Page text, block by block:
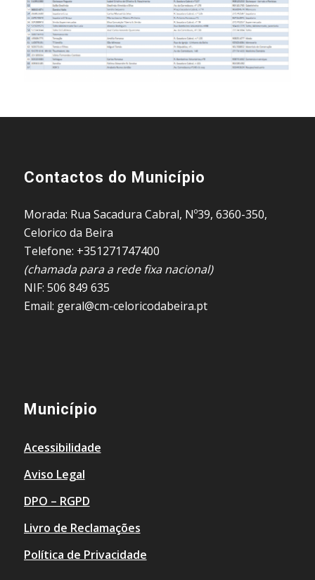
Contactos do Município
Morada: Rua Sacadura Cabral, Nº39, 6360-350,
Celorico da Beira
Telefone: +351271747400
(chamada para a rede fixa nacional)
NIF: 506 849 635
Email: geral@cm-celoricodabeira.pt
Município
Acessibilidade
Aviso Legal
DPO – RGPD
Livro de Reclamações
Política de Privacidade